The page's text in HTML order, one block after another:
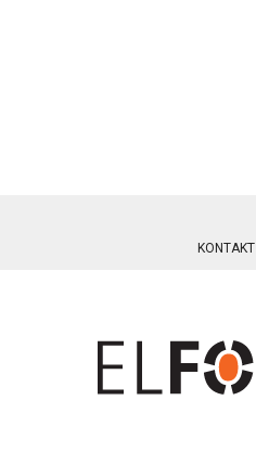
KONTAKT